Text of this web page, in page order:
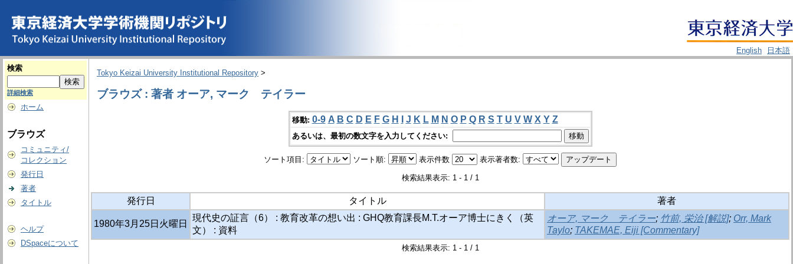
English
日本語
検索
詳細検索
ホーム
ブラウズ
コミュニティ/
コレクション
発行日
著者
タイトル
ヘルプ
DSpaceについて
Tokyo Keizai University Institutional Repository >
ブラウズ : 著者 オーア, マーク テイラー
移動: 0-9 A B C D E F G H J K L M N O P Q R S T U V W X Y Z
あるいは、最初の数文字を入力してください:
ソート項目: ソート順: 表示件数 表示著者数:
検索結果表示: 1 - 1 / 1
発行日 タイトル 著者
1980年3月25日火曜日
現代史の証言（6） : 教育改革の想い出 : GHQ教育課長M.T.オーア博士にきく（英
文） : 資料
オーア, マーク テイラー; 竹前, 栄治 [解説]; Orr, Mark
Taylo; TAKEMAE, Eiji [Commentary]
検索結果表示: 1 - 1 / 1